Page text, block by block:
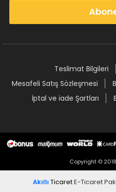
Teslimat Bilgileri
Mesafeli Satış Sözleşmesi
İptal ve iade Şartları
Copyright ©
Akıllı TicaretE-Ticaret